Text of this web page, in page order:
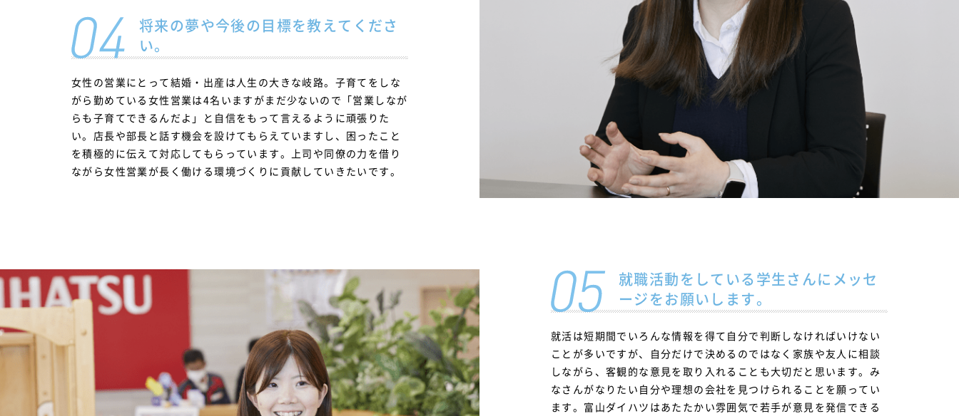
将来の夢や今後の目標を教えてくださ
い。
女性の営業にとって結婚・出産は人生の大きな岐路。子育てをしな
がら勤めている女性営業は4名いますがまだ少ないので「営業しなが
らも子育てできるんだよ」と自信をもって言えるように頑張りた
い。店長や部長と話す機会を設けてもらえていますし、困ったこと
を積極的に伝えて対応してもらっています。上司や同僚の力を借り
ながら女性営業が長く働ける環境づくりに貢献していきたいです。
就職活動をしている学生さんにメッセ
ージをお願いします。
就活は短期間でいろんな情報を得て自分で判断しなければいけない
ことが多いですが、自分だけで決めるのではなく家族や友人に相談
しながら、客観的な意見を取り入れることも大切だと思います。み
なさんがなりたい自分や理想の会社を見つけられることを願ってい
ます。富山ダイハツはあたたかい雰囲気で若手が意見を発信できる